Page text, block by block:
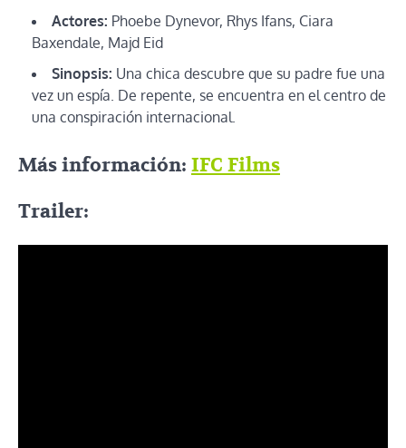
Actores: Phoebe Dynevor, Rhys Ifans, Ciara
Baxendale, Majd Eid
Sinopsis: Una chica descubre que su padre fue una
vez un espía. De repente, se encuentra en el centro de
una conspiración internacional.
Más información: IFC Films
Trailer: